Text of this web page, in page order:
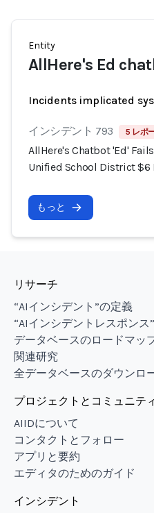
Entity
AllHere's Ed
Incidents implicated
インシデント 793 5 レポ
AllHere's Chatbot 'Ed'
Unified School District
もっと
リサーチ
“AIインシデント”の定義
“AIインシデントレスポンス
データベースのロードマッ
関連研究
全データベースのダウンロ
プロジェクトとコミュニテ
AIIDについて
コンタクトとフォロー
アプリと要約
エディタのためのガイド
インシデント